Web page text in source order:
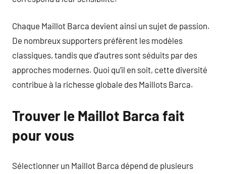
Chaque Maillot Barca devient ainsi un sujet de passion.
De nombreux supporters préfèrent les modèles
classiques, tandis que d’autres sont séduits par des
approches modernes. Quoi qu’il en soit, cette diversité
contribue à la richesse globale des Maillots Barca.
Trouver le Maillot Barca fait
pour vous
Sélectionner un Maillot Barca dépend de plusieurs